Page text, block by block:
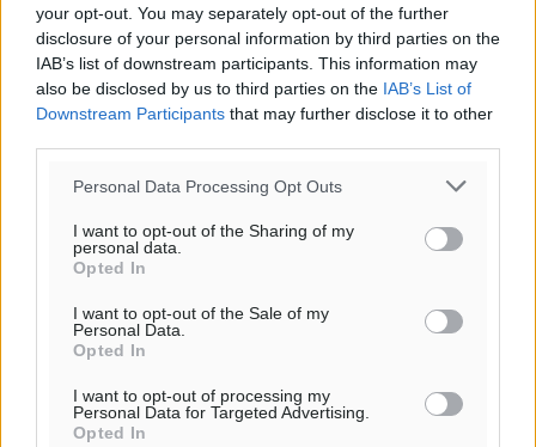
your opt-out. You may separately opt-out of the further
disclosure of your personal information by third parties on the
IAB’s list of downstream participants. This information may
also be disclosed by us to third parties on the IAB’s List of
Downstream Participants that may further disclose it to other
Personal Data Processing Opt Outs
I want to opt-out of the Sharing of my
personal data.
Opted In
I want to opt-out of the Sale of my
Personal Data.
Opted In
I want to opt-out of processing my
Personal Data for Targeted Advertising.
Opted In
Παπαεμμανουήλ
Αθλητικά• πριν 49 λεπτά
ΣΚΟΕ: Σαββατοκύριακο με αγώνες από τον Σ.Σ. Ρόδου
τρία ανήλικα παιδιά της χωρίς επιτήρηση
Τοπικές Ειδήσεις
Σταυρός Καλυθιών: Απέκτησε την Φωτεινή Πιζάνια
Αθλητικά• πριν 2 ώρες
Το Yucatan Show έρχεται στη Ρόδο με τον Frankie